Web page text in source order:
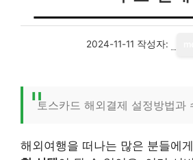
2024-11-11 작성자:
토스카드 해외결제 설정방법과
해외여행을 떠나는 많은 분들에게